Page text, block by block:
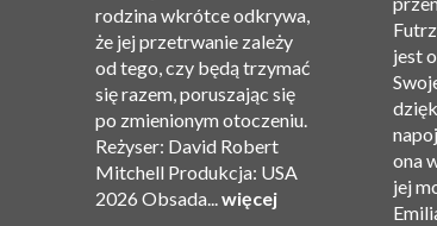
rodzina wkrótce odkrywa,
że ​​jej przetrwanie zależy
od tego, czy będą trzymać
się razem, poruszając się
po zmienionym otoczeniu.
Reżyser: David Robert
Mitchell Produkcja: USA
2026 Obsada...więcej
jest
ona
jej